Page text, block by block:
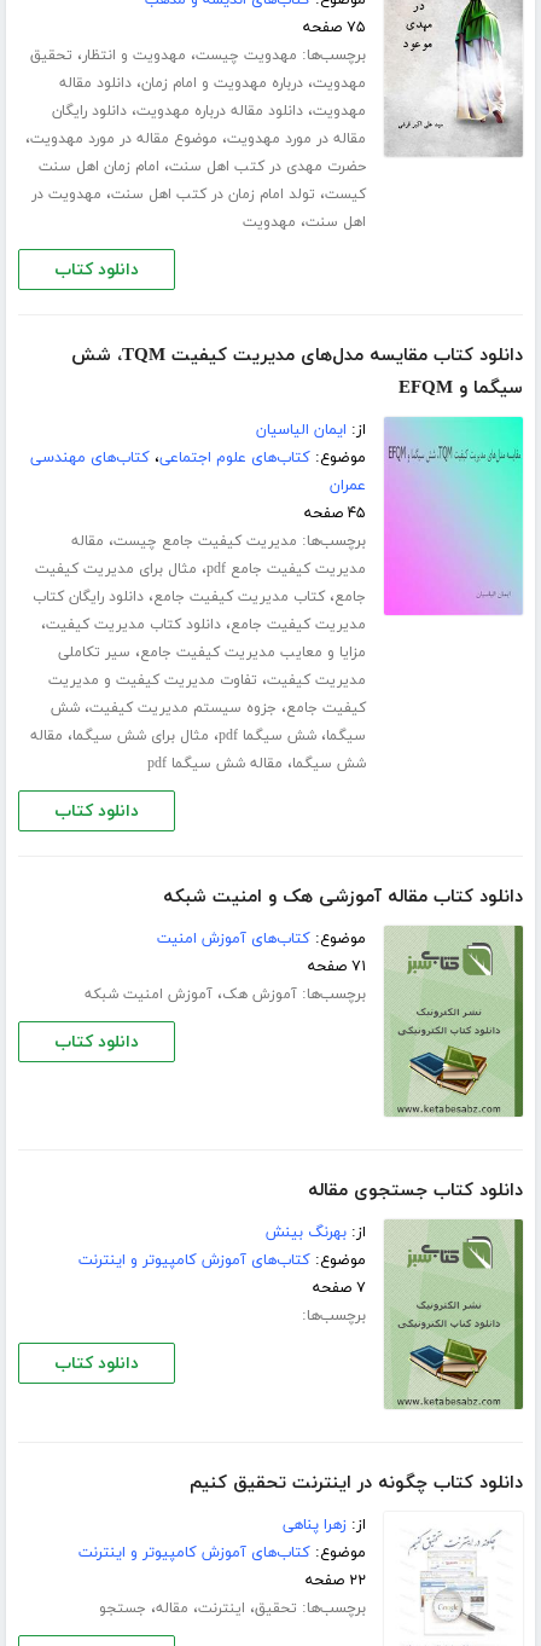
۷۵ صفحه
برچسب‌ها: مهدویت چیست، مهدویت و انتظار، تحقیق
مهدویت،درباره مهدویت و امام زمان،دانلود مقاله
مهدویت،دانلود مقاله درباره مهدویت،دانلود رایگان
مقاله در مورد مهدویت، موضوع مقاله در مورد مهدویت،
حضرت مهدی در کتب اهل سنت، امام زمان اهل سنت
کیست، تولد امام زمان در کتب اهل سنت، مهدویت در
اهل سنت، مهدویت
دانلود کتاب
دانلود کتاب مقایسه مدل‌های مدیریت کیفیت TQM، شش
سیگما و EFQM
از: ایمان الیاسیان
موضوع:کتاب‌های علوم اجتماعی،کتاب‌های مهندسی
عمران
۴۵ صفحه
برچسب‌ها: مدیریت کیفیت جامع چیست، مقاله
مدیریت کیفیت جامع pdf
، مثال برای مدیریت کیفیت
جامع،کتاب مدیریت کیفیت جامع،دانلود رایگان کتاب
مدیریت کیفیت جامع،دانلود کتاب مدیریت کیفیت،
مزایا و معایب مدیریت کیفیت جامع، سیر تکاملی
مدیریت کیفیت، تفاوت مدیریت کیفیت و مدیریت
کیفیت جامع، جزوه سیستم مدیریت کیفیت،شش
سیگما،شش سیگما pdf ، مثال برای شش سیگما، مقاله
شش سیگما، مقاله شش سیگما pdf
دانلود کتاب
دانلود کتاب مقاله آموزشی هک و امنیت شبکه
موضوع:کتاب‌های آموزش امنیت
۷۱ صفحه
برچسب‌ها:آموزش هک،آموزش امنیت شبکه
دانلود کتاب
دانلود کتاب جستجوی مقاله
از:بهرنگ بینش
موضوع:کتاب‌های آموزش کامپیوتر و اینترنت
۷ صفحه
برچسب‌ها:
دانلود کتاب
دانلود کتاب چگونه در اینترنت تحقیق کنیم
از:زهرا پناهی
موضوع:کتاب‌های آموزش کامپیوتر و اینترنت
۲۲ صفحه
برچسب‌ها: تحقیق، اینترنت، مقاله، جستجو